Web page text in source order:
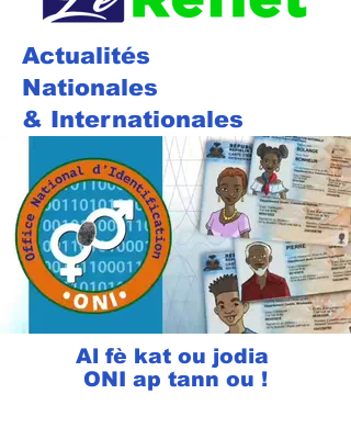
Actualités
Nationales
& Internationales
Al fè kat ou jodia
ONI ap tann ou !